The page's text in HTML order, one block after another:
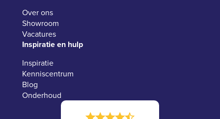
Over ons
Showroom
Vacatures
Inspiratie en hulp
Inspiratie
Kenniscentrum
Blog
Onderhoud